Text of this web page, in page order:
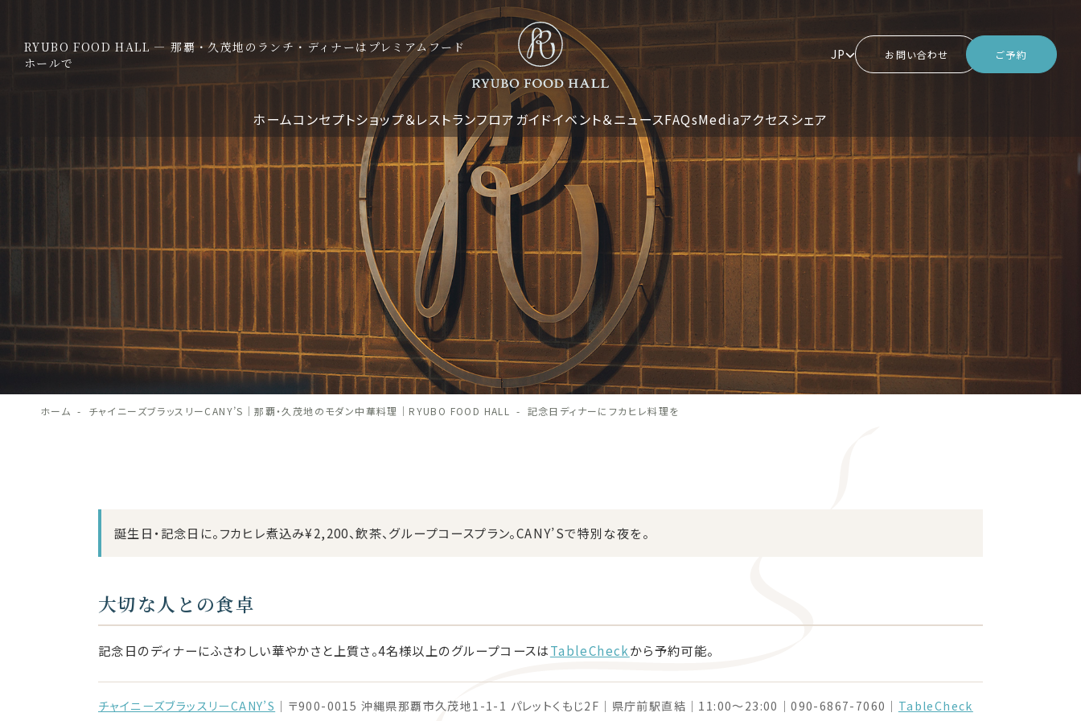
RYUBO FOOD HALL — 那覇・久茂地のランチ・ディナーはプレミアムフード
ホールで
JP お問い合わせ ご予約
ホームコンセプトショップ＆レストランフロアガイドイベント＆ニュースFAQsMediaアクセス シェア
ホーム チャイニーズブラッスリーCANY’S｜那覇・久茂地のモダン中華料理｜RYUBO FOOD HALL 記念日ディナーにフカヒレ料理を
誕生日・記念日に。フカヒレ煮込み¥2,200、飲茶、グループコースプラン。CANY’Sで特別な夜を。
大切な人との食卓
記念日のディナーにふさわしい華やかさと上質さ。4名様以上のグループコースはTableCheckから予約可能。
チャイニーズブラッスリーCANY’S ｜〒900-0015 沖縄県那覇市久茂地1-1-1 パレットくもじ2F｜県庁前駅直結｜11:00〜23:00｜090-6867-7060｜ TableCheck